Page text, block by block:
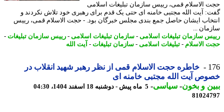
الاسلام قمی، رییس سازمان تبلیغات اسلامی
آیت الله مجتبی خامنه ای حتی یک قدم برای رهبری خود تلاش نکردند و
ایشان حاصل جمع بندی مجلس خبرگان بود. - حجت الاسلام قمی، رییس
...
سازمان تبلیغات اسلامی-سازمان تبلیغات اسلامی-رییس سازمان تبلیغات-
الاسلام-تبلیغات اسلامی-سازمان تبلیغات-آیت الله
خاطره حجت الاسلام قمی از نظر رهبر شهید انقلاب در
آیت الله مجتبی خامنه ای
و بخون-سیاسی-5 ماه پیش - دوشنبه 18 اسفند 1404، 04:30